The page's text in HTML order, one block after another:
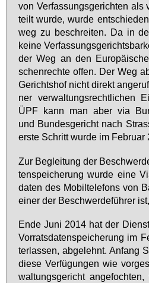
von Ver­fas­sungs­ge­rich­ten
teilt wur­de, wur­de
weg zu be­schrei­ten. Da in
kei­ne
der Weg an den
schen­rech­te of­fen. Der Weg
Ge­richts­hof nicht di­rekt
ner ver­wal­tungs­recht­li­chen
ÜPF kann man aber via
und Bun­des­ge­richt nach
ers­te Schritt wur­de im Fe­bru­ar
Zur Be­glei­tung der
ten­spei­che­rung wur­de ei­ne
da­ten des Mo­bil­te­le­fons von
ei­ner der Be­schwer­de­füh­rer
En­de Ju­ni 2014 hat der
Vor­rats­da­ten­spei­che­rung im
ter­las­sen, ab­ge­lehnt. An­fang
die­se Ver­fü­gun­gen wie
wal­tungs­ge­richt